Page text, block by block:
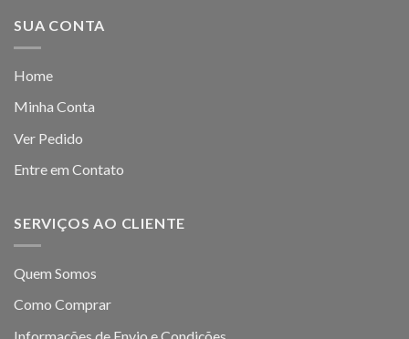
SUA CONTA
Home
Minha Conta
Ver Pedido
Entre em Contato
SERVIÇOS AO CLIENTE
Quem Somos
Como Comprar